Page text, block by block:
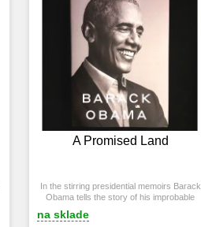
A Promised Land
In the stirring presidential memoirs Barack
Obama tells the story of his improbable
identity to leader of the free world.
na sklade